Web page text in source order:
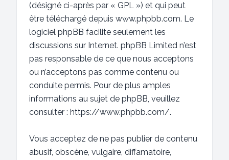
(désigné ci-après par « GPL ») et qui peut
être téléchargé depuis www.phpbb.com. Le
logiciel phpBB facilite seulement les
discussions sur Internet. phpBB Limited n’est
pas responsable de ce que nous acceptons
ou n’acceptons pas comme contenu ou
conduite permis. Pour de plus amples
informations au sujet de phpBB, veuillez
consulter : https://www.phpbb.com/.
Vous acceptez de ne pas publier de contenu
abusif, obscène, vulgaire, diffamatoire,